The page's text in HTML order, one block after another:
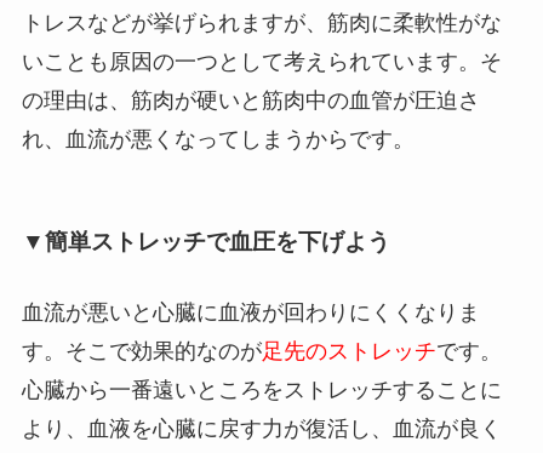
トレスなどが挙げられますが、筋肉に柔軟性がな
いことも原因の一つとして考えられています。そ
の理由は、筋肉が硬いと筋肉中の血管が圧迫さ
れ、血流が悪くなってしまうからです。
▼簡単ストレッチで血圧を下げよう
血流が悪いと心臓に血液が回わりにくくなりま
す。そこで効果的なのが足先のストレッチです。
心臓から一番遠いところをストレッチすることに
より、血液を心臓に戻す力が復活し、血流が良く